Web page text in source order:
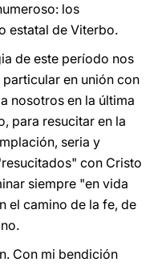
los
estatal de Viterbo.
de este período nos
en unión con
nosotros en la última
para resucitar en la
seria y
con Cristo
siempre "en vida
el camino de la fe, de
Con mi bendición